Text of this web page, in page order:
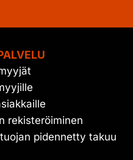
rekisteröiminen
pidennetty takuu